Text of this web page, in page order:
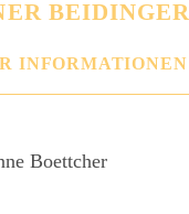
BEIDINGER
INFORMATIONEN